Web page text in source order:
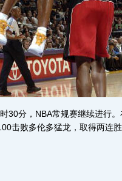
30分，NBA常规赛继续进行
击败多伦多猛龙，取得两连